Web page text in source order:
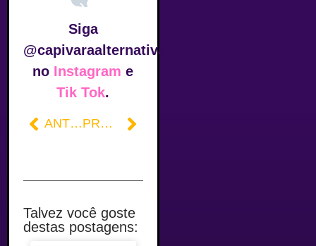
Siga
@capivaraalternativa
no Instagram e
Tik Tok.
ANTERIOR PRÓXIMO
Talvez você goste
destas postagens: